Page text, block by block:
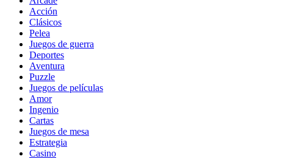
Acción
Clásicos
Pelea
Juegos de guerra
Deportes
Aventura
Puzzle
Juegos de películas
Amor
Ingenio
Cartas
Juegos de mesa
Estrategia
Casino